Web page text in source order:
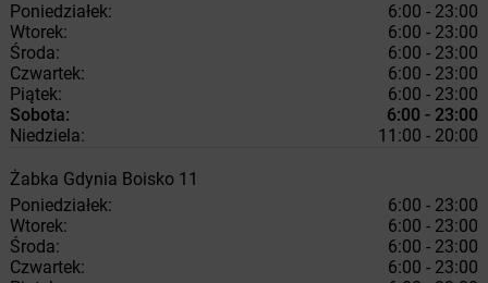
Poniedziałek:
6:00 - 23:00
Wtorek:
6:00 - 23:00
Środa:
6:00 - 23:00
Czwartek:
6:00 - 23:00
Piątek:
6:00 - 23:00
Sobota:
6:00 - 23:00
Niedziela:
11:00 - 20:00
Żabka Gdynia Boisko 11
Poniedziałek:
6:00 - 23:00
Wtorek:
6:00 - 23:00
Środa:
6:00 - 23:00
Czwartek:
6:00 - 23:00